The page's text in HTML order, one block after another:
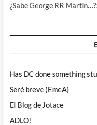
¿Sabe George RR
Has DC done something
Seré breve (EmeA)
El Blog de Jotace
ADLO!